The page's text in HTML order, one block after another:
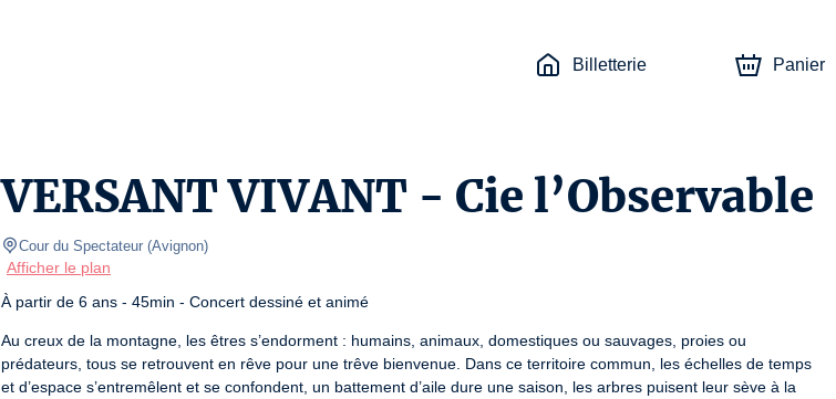
Billetterie Panier
VERSANT VIVANT - Cie l’Observable
Cour du Spectateur (Avignon)
Afficher le plan
À partir de 6 ans - 45min - Concert dessiné et animé
Au creux de la montagne, les êtres s’endorment : humains, animaux, domestiques ou sauvages, proies ou
prédateurs, tous se retrouvent en rêve pour une trêve bienvenue. Dans ce territoire commun, les échelles de temps
et d’espace s’entremêlent et se confondent, un battement d’aile dure une saison, les arbres puisent leur sève à la